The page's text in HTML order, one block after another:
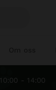
10:00 - 14:00